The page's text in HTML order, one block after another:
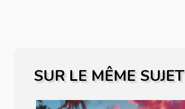
SUR LE MÊME SUJET